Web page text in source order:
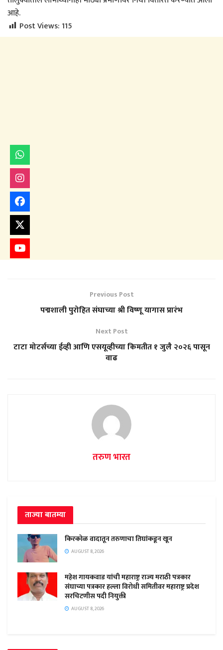
आहे.
Post Views: 115
Previous Post
पद्मशाली पुरोहित संघाच्या श्री विष्णू यागास प्रारंभ
Next Post
टाटा मोटर्सच्या ईव्ही आणि एसयूव्हीच्या किमतीत १ जुलै २०२६ पासून
वाढ
तरुण भारत
ताज्या बातम्या
किरकोळ वादातून तरुणाचा तिघांकडून खून
AUGUST 8, 2026
महेश गायकवाड यांची महाराष्ट्र राज्य मराठी पत्रकार
संघाच्या पत्रकार हल्ला विरोधी समितीवर महाराष्ट्र प्रदेश
सरचिटणीस पदी नियुक्ती
AUGUST 8, 2026